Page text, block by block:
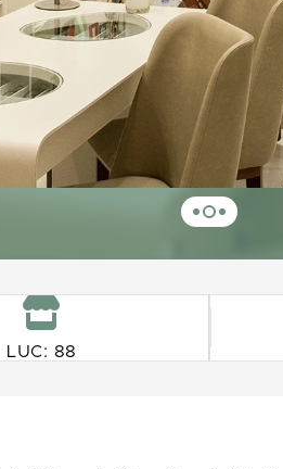
LUC: 88